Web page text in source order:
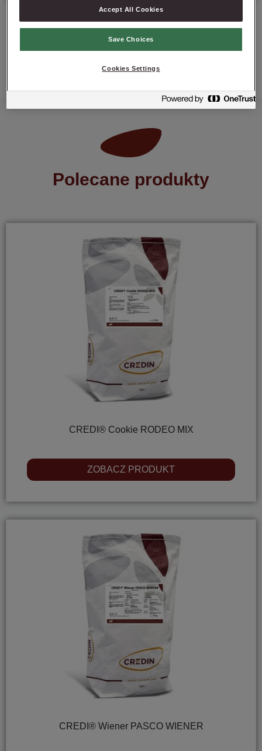
Polecane produkty
CREDI® Cookie RODEO MIX
ZOBACZ PRODUKT
CREDI® Wiener PASCO WIENER
Accept All Cookies
Save Choices
Cookies Settings